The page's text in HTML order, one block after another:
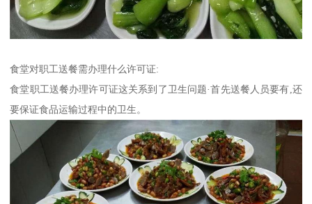
食堂对职工送餐需办理什么许可证:
食堂职工送餐办理许可证这关系到了卫生问题·首先送餐人员要有,还
要保证食品运输过程中的卫生。